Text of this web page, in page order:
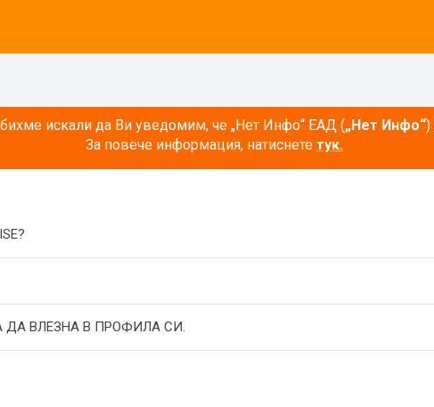
искали да Ви уведомим, че „Нет Инфо“ ЕАД („Нет Инфо“)
За повече информация, натиснете тук.
ДА ВЛЕЗНА В ПРОФИЛА СИ.